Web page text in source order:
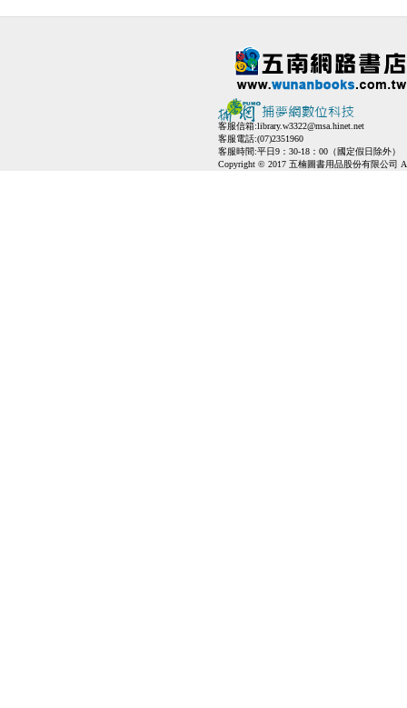
客服信箱:library.w3322@msa.hinet.net
客服電話:(07)2351960
客服時間:平日9：30-18：00（國定假日除外）
Copyright © 2017 五楠圖書用品股份有限公司